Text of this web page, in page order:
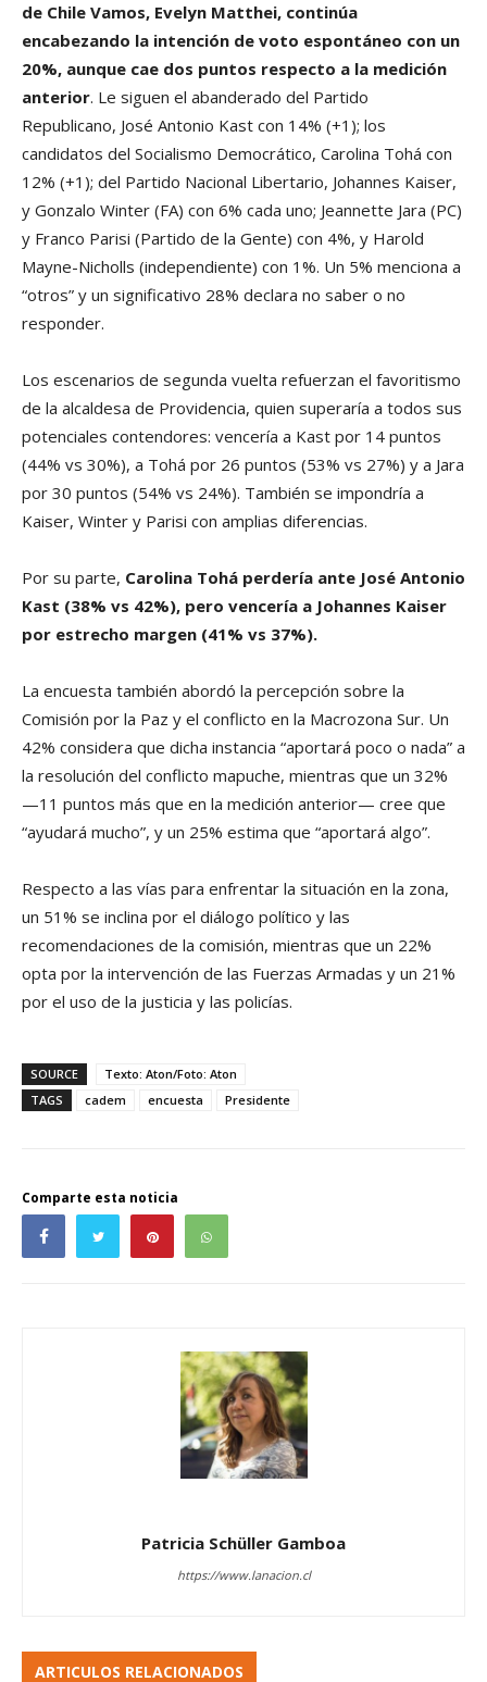
de Chile Vamos, Evelyn Matthei, continúa
encabezando la intención de voto espontáneo con un
20%, aunque cae dos puntos respecto a la medición
anterior. Le siguen el abanderado del Partido
Republicano, José Antonio Kast con 14% (+1); los
candidatos del Socialismo Democrático, Carolina Tohá con
12% (+1); del Partido Nacional Libertario, Johannes Kaiser,
y Gonzalo Winter (FA) con 6% cada uno; Jeannette Jara (PC)
y Franco Parisi (Partido de la Gente) con 4%, y Harold
Mayne-Nicholls (independiente) con 1%. Un 5% menciona a
“otros” y un significativo 28% declara no saber o no
responder.
Los escenarios de segunda vuelta refuerzan el favoritismo
de la alcaldesa de Providencia, quien superaría a todos sus
potenciales contendores: vencería a Kast por 14 puntos
(44% vs 30%), a Tohá por 26 puntos (53% vs 27%) y a Jara
por 30 puntos (54% vs 24%). También se impondría a
Kaiser, Winter y Parisi con amplias diferencias.
Por su parte, Carolina Tohá perdería ante José Antonio
Kast (38% vs 42%), pero vencería a Johannes Kaiser
por estrecho margen (41% vs 37%).
La encuesta también abordó la percepción sobre la
Comisión por la Paz y el conflicto en la Macrozona Sur. Un
42% considera que dicha instancia “aportará poco o nada” a
la resolución del conflicto mapuche, mientras que un 32%
—11 puntos más que en la medición anterior— cree que
“ayudará mucho”, y un 25% estima que “aportará algo”.
Respecto a las vías para enfrentar la situación en la zona,
un 51% se inclina por el diálogo político y las
recomendaciones de la comisión, mientras que un 22%
opta por la intervención de las Fuerzas Armadas y un 21%
por el uso de la justicia y las policías.
SOURCE
Texto: Aton/Foto: Aton
TAGS
cadem encuesta Presidente
Comparte esta noticia
Patricia Schüller Gamboa
https://www.lanacion.cl
ARTICULOS RELACIONADOS